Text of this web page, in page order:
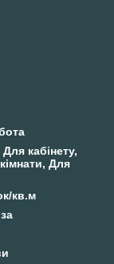
кабінету,
Для
кв.м